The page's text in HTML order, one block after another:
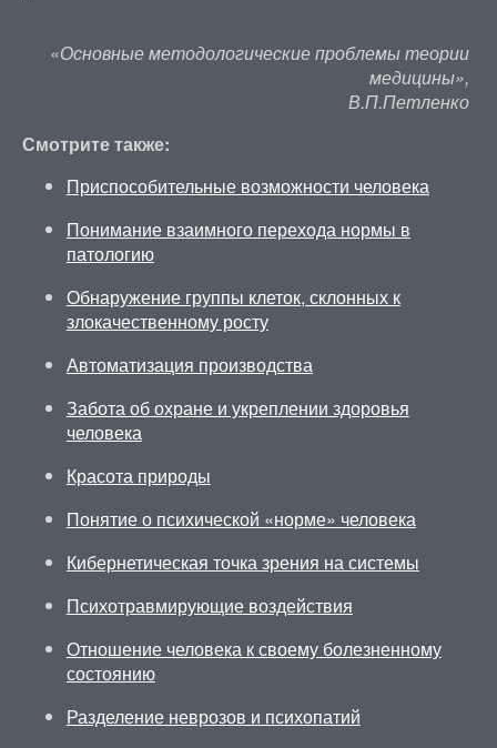
«Основные методологические проблемы теории
медицины»,
В.П.Петленко
Смотрите также:
Приспособительные возможности человека
Понимание взаимного перехода нормы в
патологию
Обнаружение группы клеток, склонных к
злокачественному росту
Автоматизация производства
Забота об охране и укреплении здоровья
человека
Красота природы
Понятие о психической «норме» человека
Кибернетическая точка зрения на системы
Психотравмирующие воздействия
Отношение человека к своему болезненному
состоянию
Разделение неврозов и психопатий